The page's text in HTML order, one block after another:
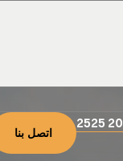
اتصل بنا